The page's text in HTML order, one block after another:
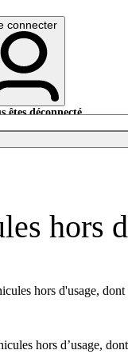
connecter
êtes déconnecté.
hors
hors d'usage,
hors d’usage,